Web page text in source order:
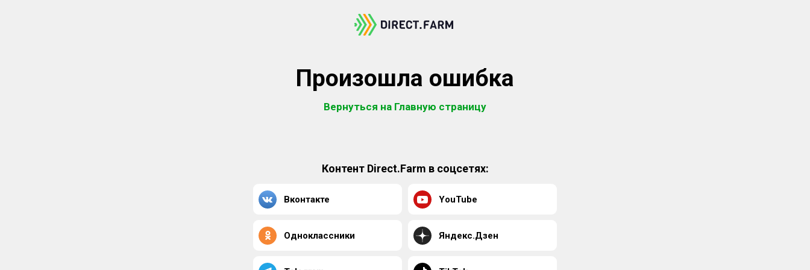
Произошла ошибка
Вернуться на Главную страницу
Контент Direct.Farm в соцсетях:
Вконтакте YouTube
Одноклассники Яндекс.Дзен